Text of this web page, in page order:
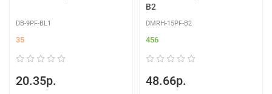
DB-9PF-BL1
35
20.35р.
B2
DMRH-15PF-B2
456
48.66р.